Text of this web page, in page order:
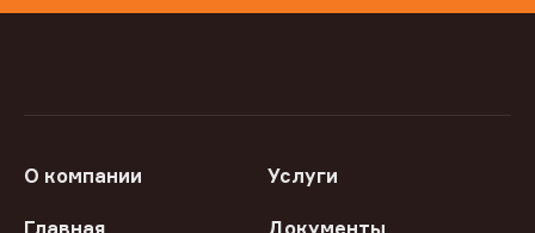
О компании Услуги